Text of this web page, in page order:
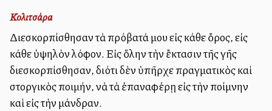
Κολιτσάρα
Διεσκορπίσθησαν τὰ πρόβατά μου εἰς κάθε ὄρος, εἰς
κάθε ὑψηλὸν λόφον. Εἰς ὅλην τὴν ἔκτασιν τῆς γῆς
διεσκορπίσθησαν, διότι δὲν ὑπῆρχε πραγματικὸς καὶ
στοργικὸς ποιμήν, νὰ τὰ ἐπαναφέρῃ εἰς τὴν ποίμνην
καὶ εἰς τὴν μάνδραν.